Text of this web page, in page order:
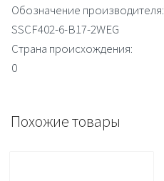
Обозначение производителя:
SSCF402-6-B17-2WEG
Страна происхождения:
0
Похожие товары